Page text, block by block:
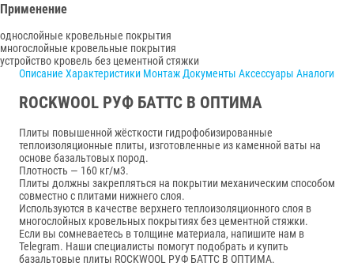
Применение
однослойные кровельные покрытия
многослойные кровельные покрытия
устройство кровель без цементной стяжки
Описание Характеристики Монтаж Документы Аксессуары Аналоги
ROCKWOOL РУФ БАТТС В ОПТИМА
Плиты повышенной жёсткости гидрофобизированные
теплоизоляционные плиты, изготовленные из каменной ваты на
основе базальтовых пород.
Плотность — 160 кг/м3.
Плиты должны закрепляться на покрытии механическим способом
совместно с плитами нижнего слоя.
Используются в качестве верхнего теплоизоляционного слоя в
многослойных кровельных покрытиях без цементной стяжки.
Если вы сомневаетесь в толщине материала, напишите нам в
Telegram. Наши специалисты помогут подобрать и купить
базальтовые плиты ROCKWOOL РУФ БАТТС В ОПТИМА.